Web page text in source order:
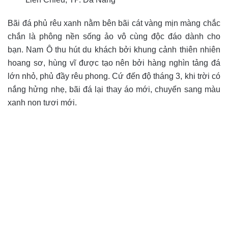
Bãi đá phủ rêu xanh nằm bên bãi cát vàng mịn màng chắc
chắn là phông nền sống ảo vô cùng độc đáo dành cho
bạn. Nam Ô thu hút du khách bởi khung cảnh thiên nhiên
hoang sơ, hùng vĩ được tạo nên bởi hàng nghìn tảng đá
lớn nhỏ, phủ đầy rêu phong. Cứ đến độ tháng 3, khi trời có
nắng hửng nhẹ, bãi đá lại thay áo mới, chuyển sang màu
xanh non tươi mới.